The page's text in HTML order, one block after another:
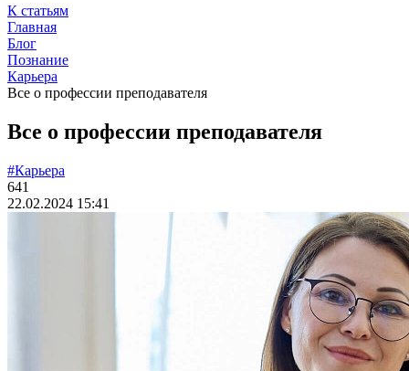
К статьям
Главная
Блог
Познание
Карьера
Все о профессии преподавателя
Все о профессии преподавателя
#Карьера
641
22.02.2024 15:41